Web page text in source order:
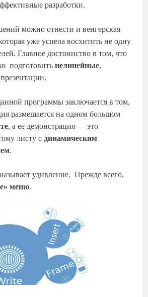
разработки.
можно отнести и венгерская
уже успела восхитить не одну
Главное достоинство в том, что
подготовитьнелинейные,
презентации.
программы заключается в том,
размещается на одном большом
, а ее демонстрация — это
листу с динамическим
.
удивление. Прежде всего,
меню.